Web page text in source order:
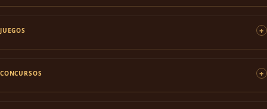
JUEGOS
CONCURSOS